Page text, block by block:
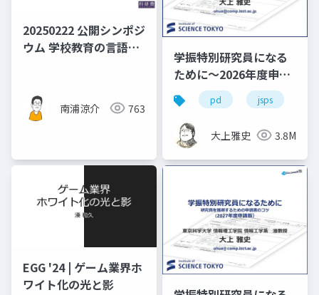
20250222 公開シンポジ
ウム 学校教育の言語と
ちの包摂を見すえて 南
浦発表資料南浦涼介 763
学振特別研究員になる
ために～2026年度申請
版
pd jsps
大上雅史 3.8M
EGG '24 | ゲーム業界ホ
ワイト化の光と影